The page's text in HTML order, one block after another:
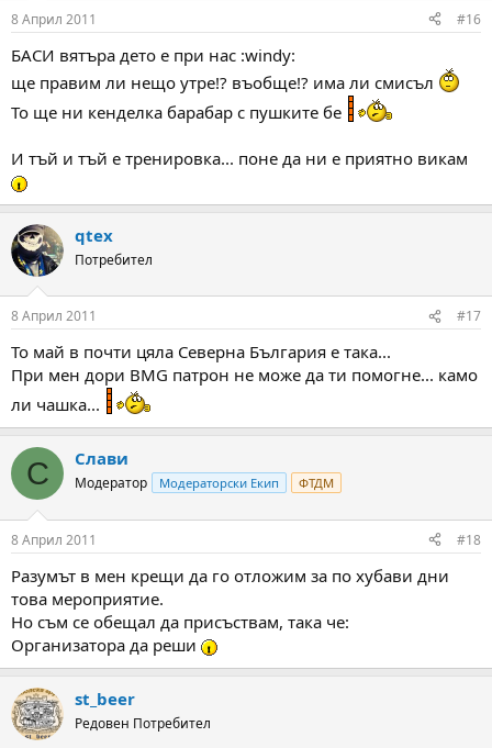
8 Април 2011 #16
БАСИ вятъра дето е при нас :windy:
ще правим ли нещо утре!? въобще!? има ли смисъл
То ще ни кенделка барабар с пушките бе
И тъй и тъй е тренировка... поне да ни е приятно викам
qtex
Потребител
8 Април 2011 #17
То май в почти цяла Северна България е така...
При мен дори BMG патрон не може да ти помогне... камо
ли чашка...
С Слави
Модератор Модераторски Екип ФТДМ
8 Април 2011 #18
Разумът в мен крещи да го отложим за по хубави дни
това мероприятие.
Но съм се обещал да присъствам, така че:
Организатора да реши
st_beer
Редовен Потребител